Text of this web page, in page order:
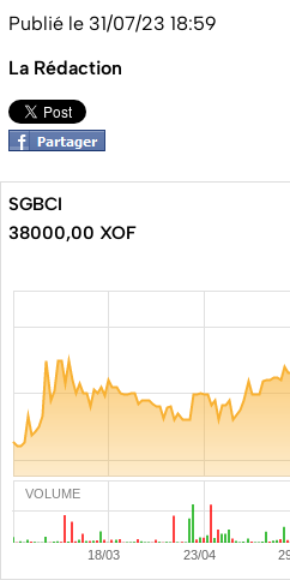
Publié le 31/07/23 18:59
La Rédaction
SGBCI
38000,00 XOF
VOLUME